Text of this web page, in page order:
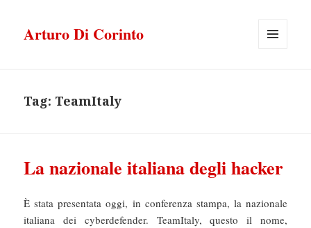
Arturo Di Corinto
Tag: TeamItaly
La nazionale italiana degli hacker
È stata presentata oggi, in conferenza stampa, la nazionale
italiana dei cyberdefender. TeamItaly, questo il nome,